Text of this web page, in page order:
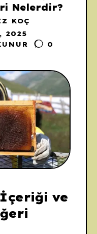
Nelerdir?
KOÇ
2025
0
İçeriği ve